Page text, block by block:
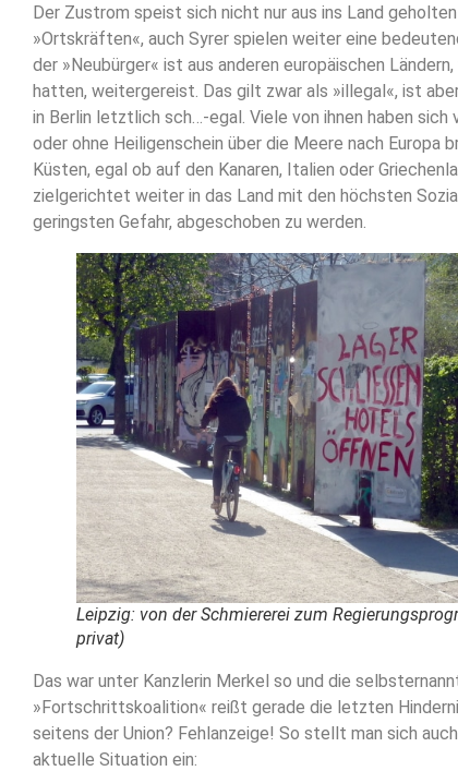
Der Zustrom speist sich nicht nur aus ins Land
»Ortskräften«, auch Syrer spielen weiter eine
der »Neubürger« ist aus anderen europäischen
hatten, weitergereist. Das gilt zwar als »illegal«, ist
in Berlin letztlich sch…-egal. Viele von ihnen haben sich
oder ohne Heiligenschein über die Meere nach Europa
Küsten, egal ob auf den Kanaren, Italien oder
zielgerichtet weiter in das Land mit den höchsten
geringsten Gefahr, abgeschoben zu werden.
Leipzig: von der Schmiererei zum
privat)
Das war unter Kanzlerin Merkel so und die
»Fortschrittskoalition« reißt gerade die letzten
seitens der Union? Fehlanzeige! So stellt man sich
aktuelle Situation ein: